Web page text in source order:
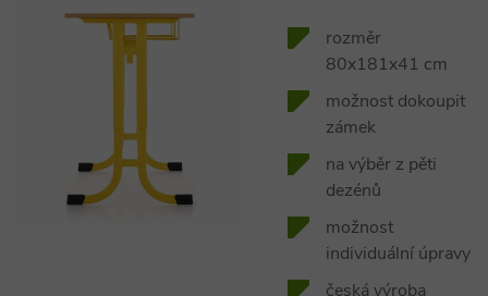
rozměr
80x181x41 cm
možnost dokoupit
zámek
na výběr z pěti
dezénů
možnost
individuální úpravy
česká výroba